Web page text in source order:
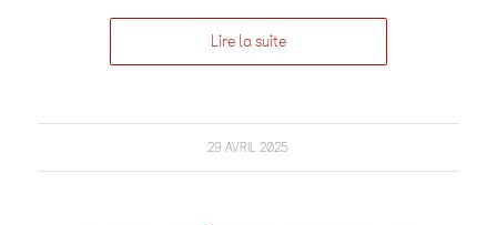
Lire la suite
29 AVRIL 2025